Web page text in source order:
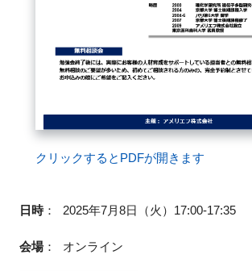
クリックするとPDFが開きます
日時： 2025年7月8日（火）17:00-17:35
会場： オンライン